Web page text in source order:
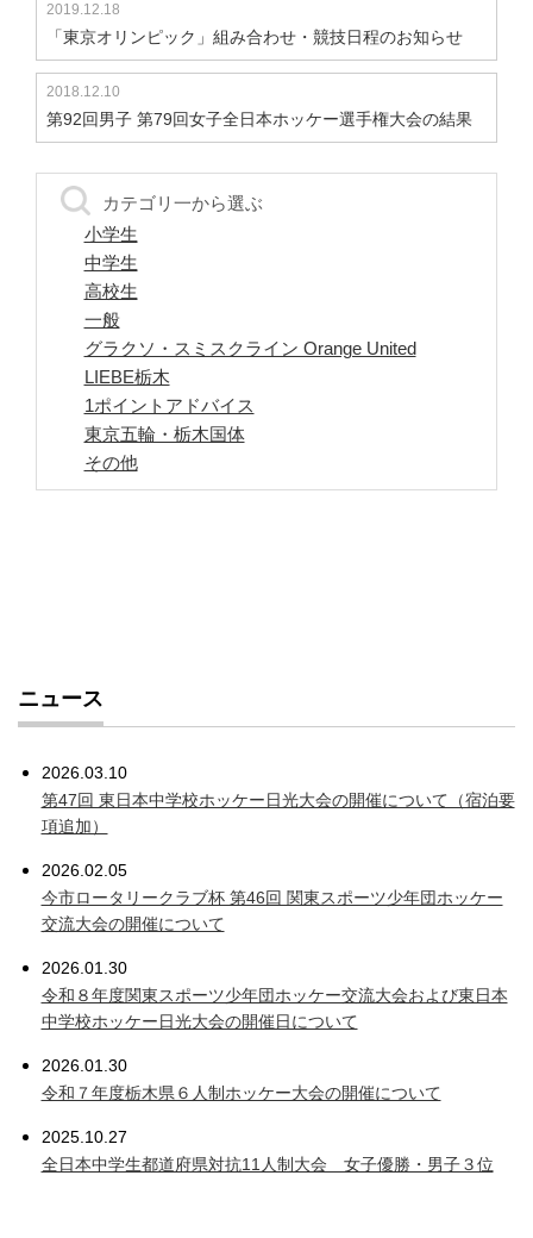
2019.12.18
「東京オリンピック」組み合わせ・競技日程のお知らせ
2018.12.10
第92回男子 第79回女子全日本ホッケー選手権大会の結果
カテゴリ一から選ぶ
小学生
中学生
高校生
一般
グラクソ・スミスクライン Orange United
LIEBE栃木
1ポイントアドバイス
東京五輪・栃木国体
その他
ニュース
2026.03.10
第47回 東日本中学校ホッケー日光大会の開催について（宿泊要
項追加）
2026.02.05
今市ロータリークラブ杯 第46回 関東スポーツ少年団ホッケー
交流大会の開催について
2026.01.30
令和８年度関東スポーツ少年団ホッケー交流大会および東日本
中学校ホッケー日光大会の開催日について
2026.01.30
令和７年度栃木県６人制ホッケー大会の開催について
2025.10.27
全日本中学生都道府県対抗11人制大会 女子優勝・男子３位